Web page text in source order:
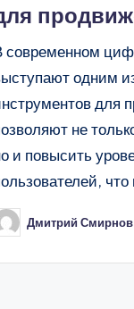
современном
одним
для
не
и повысить
Дмитрий Смирнов